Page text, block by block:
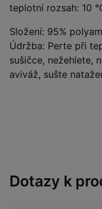
teplotní rozsah: 10
Složení: 95%
Údržba: Perte při
sušičce, nežehlete,
aviváž, sušte
Dotazy k